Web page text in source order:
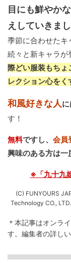
目にも鮮やか
えしていきまし
季節に合わせたキ
続々と新キャラが
際どい服装もちょ
レクション心をく
和風好きな人
す！
無料ですし、 会員
興味のある方は一
※「九十九
(C) FUNYOURS
Technology CO.,
＊本記事はオンラ
す。 編集者の詳し